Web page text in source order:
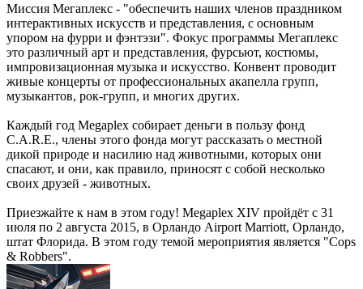
Миссия Мегаплекс - "обеспечить наших членов праздником
интерактивных искусств и представления, с основным
упором на фурри и фэнтэзи". Фокус программы Мегаплекс
это различный арт и представления, фурсьют, костюмы,
импровизационная музыка и искусство. Конвент проводит
живые концерты от профессиональных акапелла групп,
музыкантов, рок-групп, и многих других.
Каждый год Megaplex собирает деньги в пользу фонд
C.A.R.E., члены этого фонда могут рассказать о местной
дикой природе и насилию над животными, которых они
спасают, и они, как правило, приносят с собой несколько
своих друзей - животных.
Приезжайте к нам в этом году! Megaplex XIV пройдёт с 31
июля по 2 августа 2015, в Орландо Airport Marriott, Орландо,
штат Флорида. В этом году темой мероприятия является "Cops
& Robbers".